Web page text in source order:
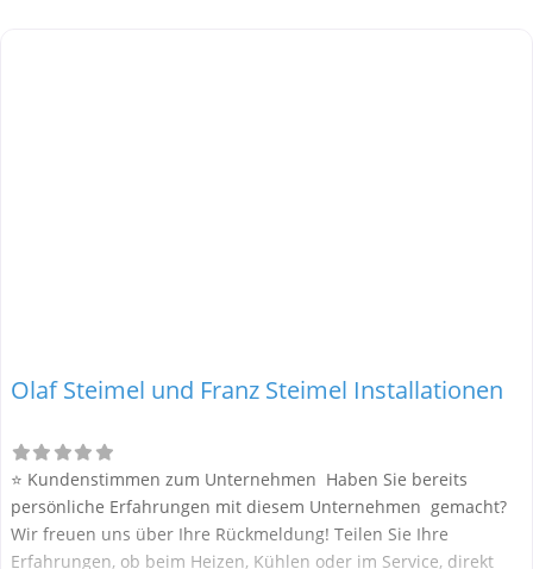
Olaf Steimel und Franz Steimel Installationen
⭐ Kundenstimmen zum Unternehmen Haben Sie bereits
persönliche Erfahrungen mit diesem Unternehmen gemacht?
Wir freuen uns über Ihre Rückmeldung! Teilen Sie Ihre
Erfahrungen, ob beim Heizen, Kühlen oder im Service, direkt